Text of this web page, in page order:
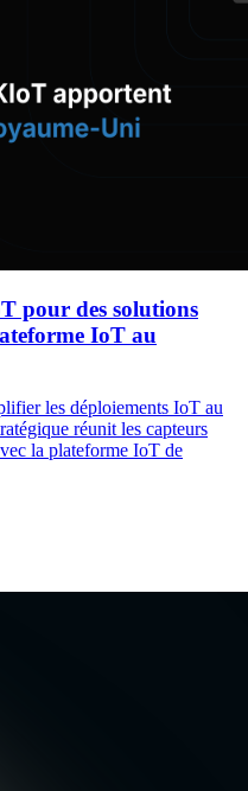
pour des solutions
IoT au
les déploiements IoT au
réunit les capteurs
la plateforme IoT de